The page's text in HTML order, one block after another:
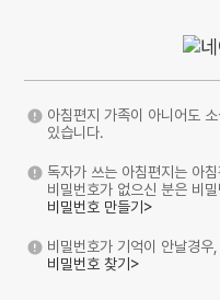
아침편지 가족이 아니어도
있습니다.
독자가 쓰는 아침편지는 아
비밀번호가 없으신 분은 비
비밀번호 만들기>
비밀번호가 기억이 안날경
비밀번호 찾기>